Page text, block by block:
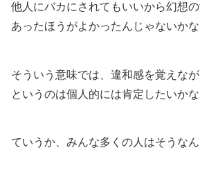
他人にバカにされてもいいから幻想
あったほうがよかったんじゃないかな
そういう意味では、違和感を覚えな
というのは個人的には肯定したいかな
ていうか、みんな多くの人はそうなん